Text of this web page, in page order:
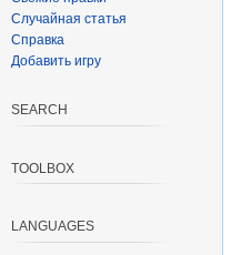
Случайная статья
Справка
Добавить игру
SEARCH
TOOLBOX
LANGUAGES